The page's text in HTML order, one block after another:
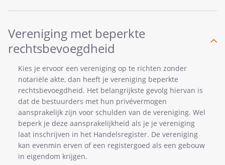
Vereniging met beperkte
rechtsbevoegdheid
Kies je ervoor een vereniging op te richten zonder
notariële akte, dan heeft je vereniging beperkte
rechtsbevoegdheid. Het belangrijkste gevolg hiervan is
dat de bestuurders met hun privévermogen
aansprakelijk zijn voor schulden van de vereniging. Wel
beperk je deze aansprakelijkheid als je je vereniging
laat inschrijven in het Handelsregister. De vereniging
kan evenmin erven of een registergoed als een gebouw
in eigendom krijgen.